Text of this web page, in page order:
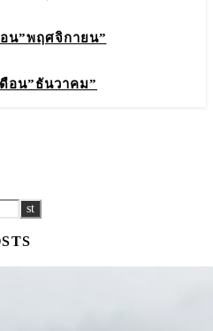
น”พฤศจิกายน”
อน”ธันวาคม”